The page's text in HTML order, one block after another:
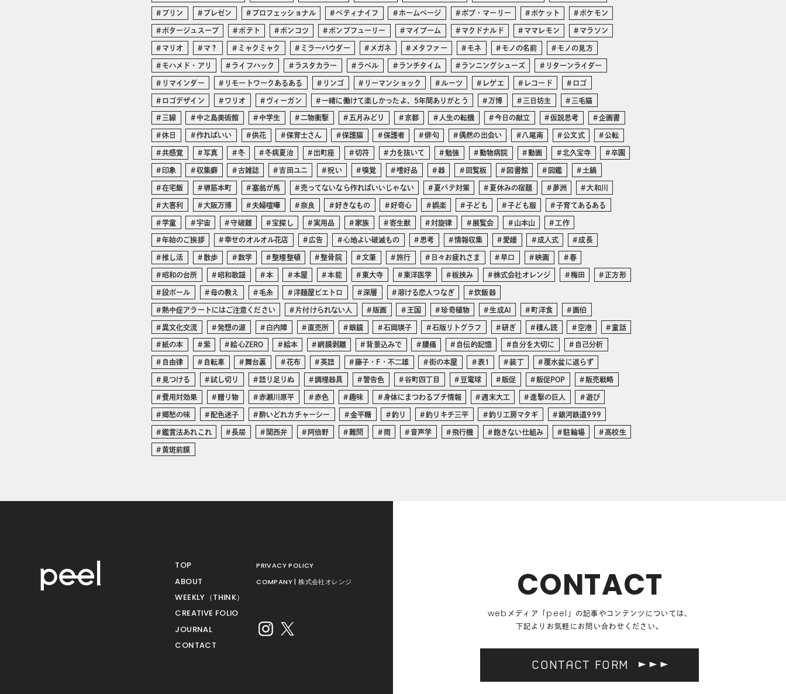
プリン プレゼン プロフェッショナル ペティナイフ ホームページ ボブ・マーリー ポケット ポケモン
ポタージュスープ ポテト ポンコツ ポンプフューリー マイブーム マクドナルド ママレモン マラソン
マリオ マ？ ミャクミャク ミラーパウダー メガネ メタファー モネ モノの名前 モノの見方
モハメド・アリ ライフハック ラスタカラー ラベル ランチタイム ランニングシューズ リターンライダー
リマインダー リモートワークあるある リンゴ リーマンショック ルーツ レゲエ レコード ロゴ
ロゴデザイン ワリオ ヴィーガン 一緒に働けて楽しかったよ、5年間ありがとう 万博 三日坊主 三毛猫
三線 中之島美術館 中学生 二物衝撃 五月みどり 京都 人生の転機 今日の献立 仮説思考 企画書
休日 作ればいい 供花 保育士さん 保護猫 保護者 俳句 偶然の出会い 八尾南 公文式 公転
共感覚 写真 冬 冬病夏治 出町座 切符 力を抜いて 勉強 動物病院 動画 北久宝寺 卒園
印象 収集癖 古雑誌 吉田ユニ 呪い 嗅覚 嗜好品 器 回覧板 図書館 図鑑 土鍋
在宅飯 堺筋本町 塞翁が馬 売ってないなら作ればいいじゃない 夏バテ対策 夏休みの宿題 夢洲 大和川
大喜利 大阪万博 夫婦喧嘩 奈良 好きなもの 好奇心 娯楽 子ども 子ども服 子育てあるある
学童 宇宙 守破離 宝探し 実用品 家族 寄生獣 対旋律 展覧会 山本山 工作
年始のご挨拶 幸せのオルオル花店 広告 心地よい破滅もの 思考 情報収集 愛媛 成人式 成長
推し活 散歩 数学 整理整頓 整骨院 文筆 旅行 日々お疲れさま 早口 映画 春
昭和の台所 昭和歌謡 本 本屋 本能 東大寺 東洋医学 板挟み 株式会社オレンジ 梅田 正方形
段ボール 母の教え 毛糸 洋麺屋ピエトロ 深層 溶ける恋人つなぎ 炊飯器
熱中症アラートにはご注意ください 片付けられない人 版画 王国 珍奇植物 生成AI 町洋食 画伯
異文化交流 発想の源 白内障 直売所 眼鏡 石岡瑛子 石版リトグラフ 研ぎ 積ん読 空港 童話
紙の本 紫 絵心ZERO 絵本 網膜剥離 背景込みで 腰痛 自伝的記憶 自分を大切に 自己分析
自由律 自転車 舞台裏 花布 英語 藤子・F・不二雄 街の本屋 表1 装丁 覆水盆に返らず
見つける 試し切り 語り足りぬ 調理器具 警告色 谷町四丁目 豆電球 販促 販促POP 販売戦略
費用対効果 贈り物 赤瀬川原平 赤色 趣味 身体にまつわるプチ情報 週末大工 進撃の巨人 遊び
郷愁の味 配色迷子 酔いどれカチャーシー 金平糖 釣り 釣りキチ三平 釣り工房マタギ 銀河鉄道999
鑑賞法あれこれ 長居 関西弁 阿倍野 難問 雨 音声学 飛行機 飽きない仕組み 駐輪場 高校生
黄斑前膜
TOP
ABOUT
WEEKLY（THINK）
CREATIVE FOLIO
JOURNAL
CONTACT
PRIVACY POLICY
COMPANY | 株式会社オレンジ CONTACT
web メディア「 peel 」の記事や コンテンツについては、
下記よりお気軽にお問い合わせください。
CONTACT FORM